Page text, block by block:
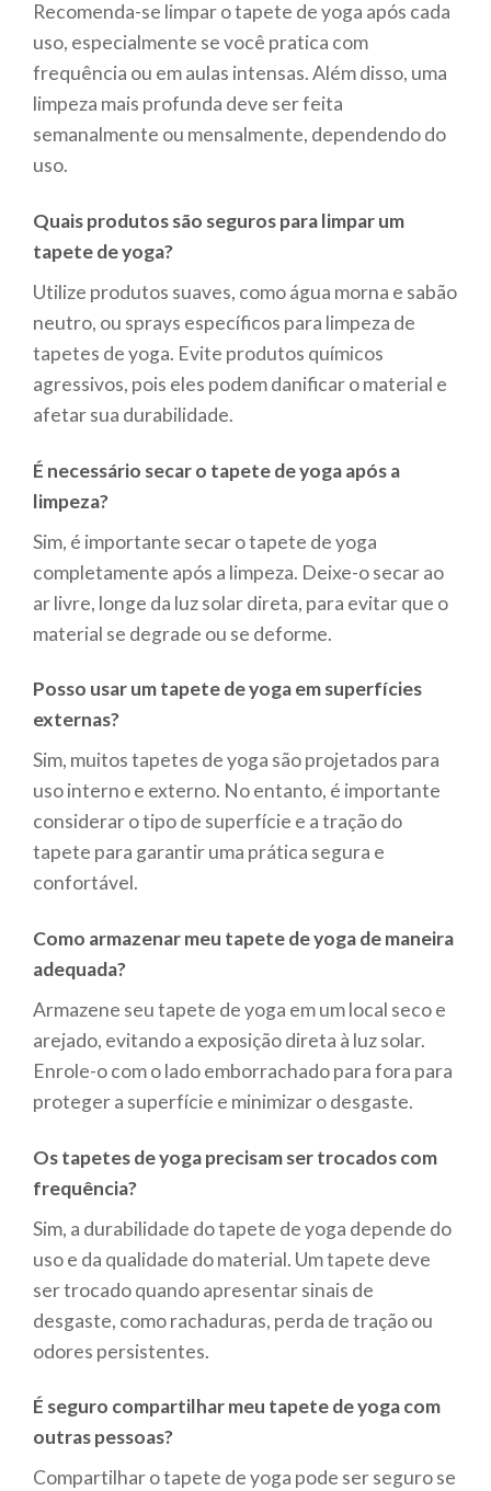
Recomenda-se limpar o tapete de yoga após cada
uso, especialmente se você pratica com
frequência ou em aulas intensas. Além disso, uma
limpeza mais profunda deve ser feita
semanalmente ou mensalmente, dependendo do
uso.
Quais produtos são seguros para limpar um
tapete de yoga?
Utilize produtos suaves, como água morna e sabão
neutro, ou sprays específicos para limpeza de
tapetes de yoga. Evite produtos químicos
agressivos, pois eles podem danificar o material e
afetar sua durabilidade.
É necessário secar o tapete de yoga após a
limpeza?
Sim, é importante secar o tapete de yoga
completamente após a limpeza. Deixe-o secar ao
ar livre, longe da luz solar direta, para evitar que o
material se degrade ou se deforme.
Posso usar um tapete de yoga em superfícies
externas?
Sim, muitos tapetes de yoga são projetados para
uso interno e externo. No entanto, é importante
considerar o tipo de superfície e a tração do
tapete para garantir uma prática segura e
confortável.
Como armazenar meu tapete de yoga de maneira
adequada?
Armazene seu tapete de yoga em um local seco e
arejado, evitando a exposição direta à luz solar.
Enrole-o com o lado emborrachado para fora para
proteger a superfície e minimizar o desgaste.
Os tapetes de yoga precisam ser trocados com
frequência?
Sim, a durabilidade do tapete de yoga depende do
uso e da qualidade do material. Um tapete deve
ser trocado quando apresentar sinais de
desgaste, como rachaduras, perda de tração ou
odores persistentes.
É seguro compartilhar meu tapete de yoga com
outras pessoas?
Compartilhar o tapete de yoga pode ser seguro se